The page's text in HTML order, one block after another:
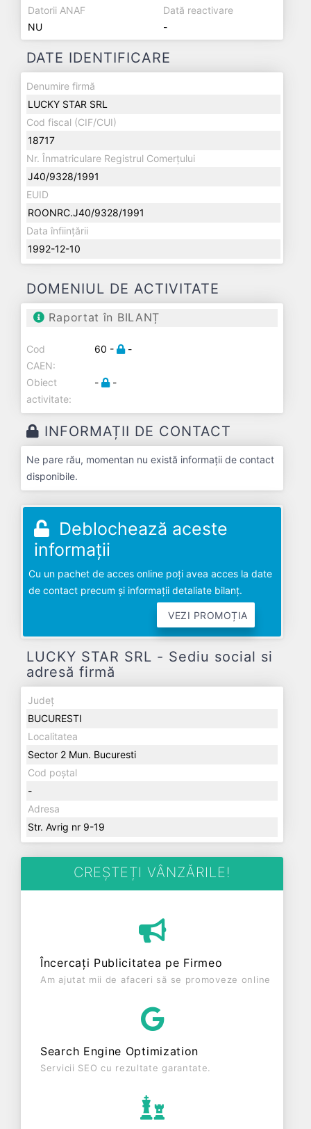
Datorii ANAF
NU
Dată reactivare
-
DATE IDENTIFICARE
Denumire firmă
LUCKY STAR SRL
Cod fiscal (CIF/CUI)
18717
Nr. Înmatriculare Registrul Comerțului
J40/9328/1991
EUID
ROONRC.J40/9328/1991
Data înființării
1992-12-10
DOMENIUL DE ACTIVITATE
Raportat în BILANȚ
Cod
CAEN:
60 - -
Obiect
activitate:
- -
INFORMAȚII DE CONTACT
Ne pare rău, momentan nu există informații de contact
disponibile.
Deblochează aceste
informații
Cu un pachet de acces online poți avea acces la date
de contact precum și informații detaliate bilanț.
VEZI PROMOȚIA
LUCKY STAR SRL - Sediu social si
adresă firmă
Județ
BUCURESTI
Localitatea
Sector 2 Mun. Bucuresti
Cod poștal
-
Adresa
Str. Avrig nr 9-19
CREȘTEȚI VÂNZĂRILE!
Încercați Publicitatea pe Firmeo
Am ajutat mii de afaceri să se promoveze online
Search Engine Optimization
Servicii SEO cu rezultate garantate.